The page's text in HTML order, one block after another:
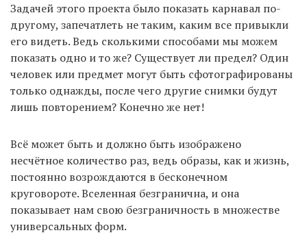
Задачей этого проекта было показать карнавал по-
другому, запечатлеть не таким, каким все привыкли
его видеть. Ведь сколькими способами мы можем
показать одно и то же? Существует ли предел? Один
человек или предмет могут быть сфотографированы
только однажды, после чего другие снимки будут
лишь повторением? Конечно же нет!
Всё может быть и должно быть изображено
несчётное количество раз, ведь образы, как и жизнь,
постоянно возрождаются в бесконечном
круговороте. Вселенная безгранична, и она
показывает нам свою безграничность в множестве
универсальных форм.